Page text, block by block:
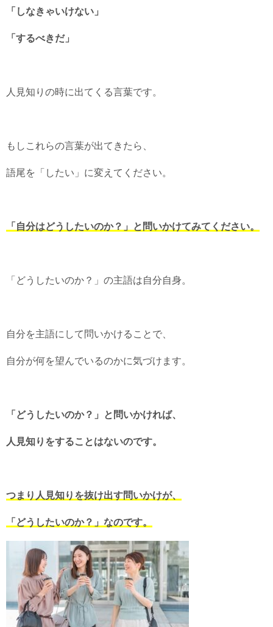
「しなきゃいけない」
「するべきだ」
人見知りの時に出てくる言葉です。
もしこれらの言葉が出てきたら、
語尾を「したい」に変えてください。
「自分はどうしたいのか？」と問いかけてみてください。
「どうしたいのか？」の主語は自分自身。
自分を主語にして問いかけることで、
自分が何を望んでいるのかに気づけます。
「どうしたいのか？」と問いかければ、
人見知りをすることはないのです。
つまり人見知りを抜け出す問いかけが、
「どうしたいのか？」なのです。